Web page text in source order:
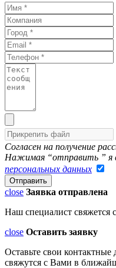
Согласен на получение
Нажимая “отправить ” я
персональных данных
close Заявка отправлена
Наш специалист свяжется
close Оставить заявку
Оставьте свои
свяжутся с Вами в